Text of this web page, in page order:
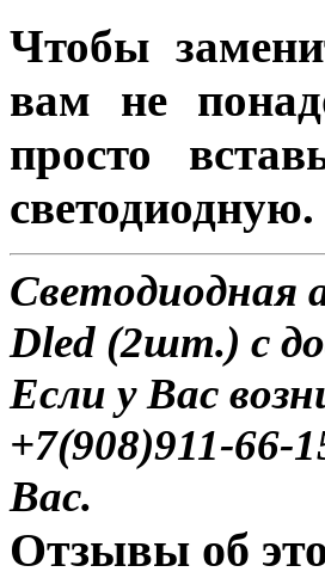
Чтобы
вам не
просто
светодиодную.
Светодиодная
Dled (2шт.) с
Если у Вас
+7(908)911-
Вас.
Отзывы об